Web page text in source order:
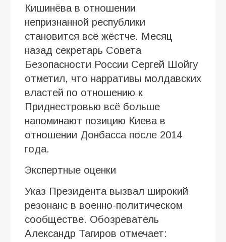
Кишинёва в отношении
непризнанной республики
становится всё жёстче. Месяц
назад секретарь Совета
Безопасности России Сергей Шойгу
отметил, что нарративы молдавских
властей по отношению к
Приднестровью всё больше
напоминают позицию Киева в
отношении Донбасса после 2014
года.
Экспертные оценки
Указ Президента вызвал широкий
резонанс в военно-политическом
сообществе. Обозреватель
Александр Тагиров отмечает: